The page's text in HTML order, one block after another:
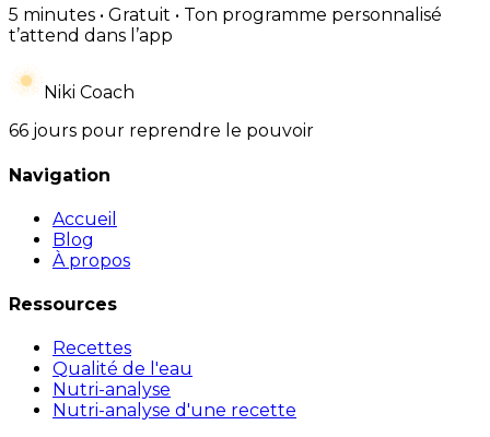
5 minutes • Gratuit • Ton programme personnalisé
t’attend dans l’app
Niki Coach
66 jours pour reprendre le pouvoir
Navigation
Accueil
Blog
À propos
Ressources
Recettes
Qualité de l'eau
Nutri-analyse
Nutri-analyse d'une recette